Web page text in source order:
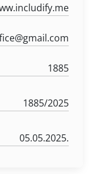
1885
1885/2025
05.05.2025.